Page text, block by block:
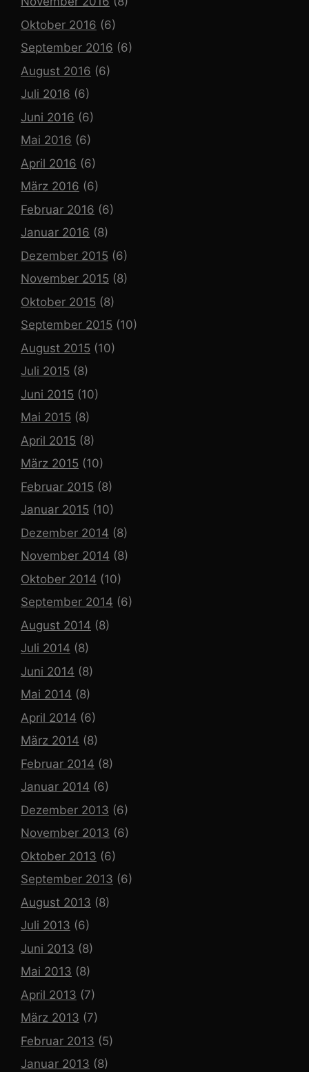
Oktober 2016 (6)
September 2016 (6)
August 2016 (6)
Juli 2016 (6)
Juni 2016 (6)
Mai 2016 (6)
April 2016 (6)
März 2016 (6)
Februar 2016 (6)
Januar 2016 (8)
Dezember 2015 (6)
November 2015 (8)
Oktober 2015 (8)
September 2015 (10)
August 2015 (10)
Juli 2015 (8)
Juni 2015 (10)
Mai 2015 (8)
April 2015 (8)
März 2015 (10)
Februar 2015 (8)
Januar 2015 (10)
Dezember 2014 (8)
November 2014 (8)
Oktober 2014 (10)
September 2014 (6)
August 2014 (8)
Juli 2014 (8)
Juni 2014 (8)
Mai 2014 (8)
April 2014 (6)
März 2014 (8)
Februar 2014 (8)
Januar 2014 (6)
Dezember 2013 (6)
November 2013 (6)
Oktober 2013 (6)
September 2013 (6)
August 2013 (8)
Juli 2013 (6)
Juni 2013 (8)
Mai 2013 (8)
April 2013 (7)
März 2013 (7)
Februar 2013 (5)
Januar 2013 (8)